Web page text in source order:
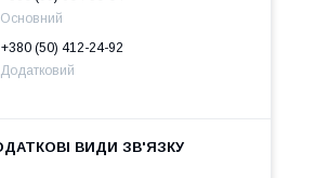
Основний
+380 (50) 412-24-92
Додатковий